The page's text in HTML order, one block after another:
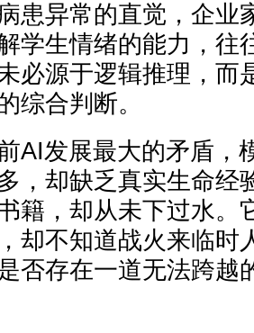
患异常的直觉，企业
学生情绪的能力，往
必源于逻辑推理，而
综合判断。
发展最大的矛盾，
，却缺乏真实生命经
籍，却从未下过水。
却不知道战火来临时
否存在一道无法跨越